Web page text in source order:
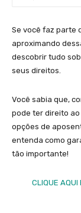
Se você faz parte
aproximando
descobrir tudo
seus direitos.
Você sabia que,
pode ter direito ao
opções de
entenda como
tão importante!
CLIQUE